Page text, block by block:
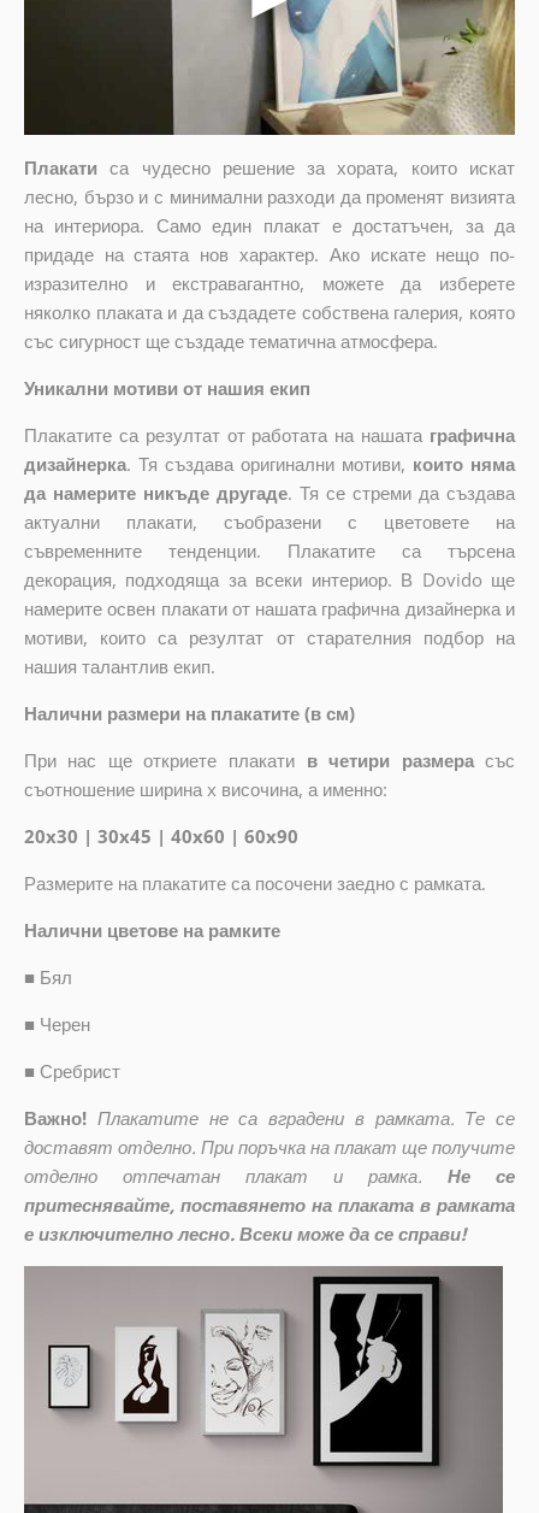
Плакати са чудесно решение за хората, които искат
лесно, бързо и с минимални разходи да променят визията
на интериора. Само един плакат е достатъчен, за да
придаде на стаята нов характер. Ако искате нещо по-
изразително и екстравагантно, можете да изберете
няколко плаката и да създадете собствена галерия, която
със сигурност ще създаде тематична атмосфера.
Уникални мотиви от нашия екип
Плакатите са резултат от работата на нашата графична
дизайнерка. Тя създава оригинални мотиви, които няма
да намерите никъде другаде. Тя се стреми да създава
актуални плакати, съобразени с цветовете на
съвременните тенденции. Плакатите са търсена
декорация, подходяща за всеки интериор. В Dovido ще
намерите освен плакати от нашата графична дизайнерка и
мотиви, които са резултат от старателния подбор на
нашия талантлив екип.
Налични размери на плакатите (в см)
При нас ще откриете плакати в четири размера със
съотношение ширина x височина, а именно:
20x30 | 30x45 | 40x60 | 60x90
Размерите на плакатите са посочени заедно с рамката.
Налични цветове на рамките
■ Бял
■ Черен
■ Сребрист
Важно! Плакатите не са вградени в рамката. Те се
доставят отделно. При поръчка на плакат ще получите
отделно отпечатан плакат и рамка.
Не се
притеснявайте, поставянето на плаката в рамката
е изключително лесно. Всеки може да се справи!